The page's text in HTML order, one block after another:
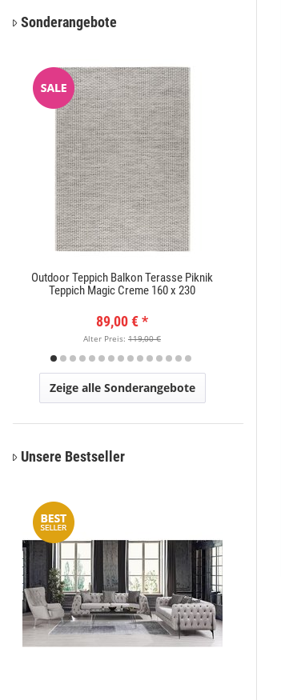
Sonderangebote
Outdoor Teppich Balkon Terasse Piknik
Teppich Magic Creme 160 x 230
89,00 €*
Alter Preis: 119,00 €
Zeige alle Sonderangebote
Unsere Bestseller